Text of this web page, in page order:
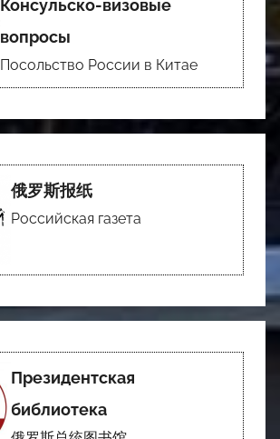
Консульско-визовые
вопросы
Посольство России в Китае
俄罗斯报纸
Российская газета
Президентская
библиотека